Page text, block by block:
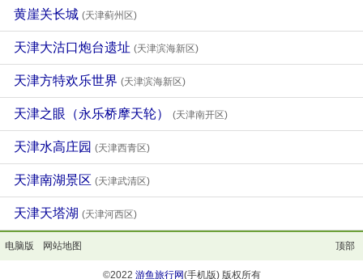
黄崖关长城 (天津蓟州区)
天津大沽口炮台遗址 (天津滨海新区)
天津方特欢乐世界 (天津滨海新区)
天津之眼（永乐桥摩天轮） (天津南开区)
天津水高庄园 (天津西青区)
天津南湖景区 (天津武清区)
天津天塔湖 (天津河西区)
电脑版 网站地图 顶部
©2022 游鱼旅行网(手机版) 版权所有